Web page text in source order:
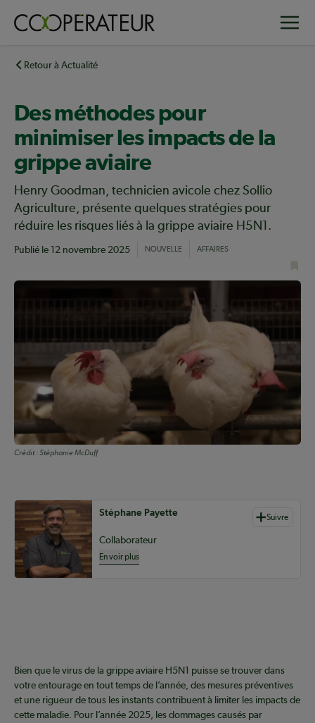
principalRetour à Actualité
Des méthodes pour
minimiser les impacts de la
grippe aviaire
Henry Goodman, technicien avicole chez Sollio
Agriculture, présente quelques stratégies pour
réduire les risques liés à la grippe aviaire H5N1.
Publié le 12 novembre 2025 NOUVELLE AFFAIRES
Crédit :Stéphanie McDuff
Auteurs de contenu
Stéphane Payette Suivre
Collaborateur
En voir plus
Bien que le virus de la grippe aviaire H5N1 puisse se trouver dans
votre entourage en tout temps de l’année, des mesures préventives
et une rigueur de tous les instants contribuent à limiter les impacts de
cette maladie. Pour l’année 2025, les dommages causés par